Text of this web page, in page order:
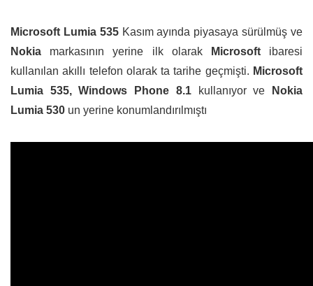
Microsoft Lumia 535Kasım ayında piyasaya sürülmüş ve
Nokia markasının yerine ilk olarak Microsoftibaresi
kullanılan akıllı telefon olarak ta tarihe geçmişti. Microsoft
Lumia 535, Windows Phone 8.1kullanıyor ve
Nokia
Lumia 530 un yerine konumlandırılmıştı